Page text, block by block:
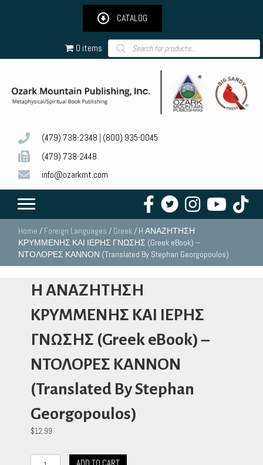
CATALOG
0 items Products
search
(479) 738-2348 (800) 935-0045
(479) 738-2448
info@ozarkmt.com
Home / Foreign Languages / Greek/ H ΑΝΑΖΗΤΗΣΗ
ΚΡΥΜΜΕΝΗΣ ΚΑΙ ΙΕΡΗΣ ΓΝΩΣΗΣ (Greek eBook) –
ΝΤΟΛΟΡΕΣ ΚΑΝΝΟΝ (Translated By Stephan Georgopoulos)
H ΑΝΑΖΗΤΗΣΗ
ΚΡΥΜΜΕΝΗΣ ΚΑΙ ΙΕΡΗΣ
ΓΝΩΣΗΣ (Greek eBook) –
ΝΤΟΛΟΡΕΣ ΚΑΝΝΟΝ
(Translated By Stephan
Georgopoulos)
$12.99